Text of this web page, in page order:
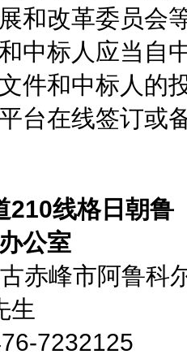
和改革委员会
中标人应当自
件和中标人的
台在线签订或
210线格日朝鲁
公室
赤峰市阿鲁科
生
7232125